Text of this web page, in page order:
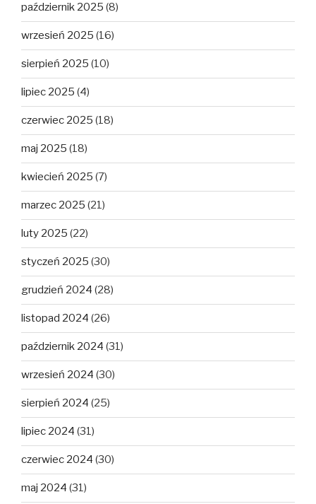
październik 2025 (8)
wrzesień 2025 (16)
sierpień 2025 (10)
lipiec 2025 (4)
czerwiec 2025 (18)
maj 2025 (18)
kwiecień 2025 (7)
marzec 2025 (21)
luty 2025 (22)
styczeń 2025 (30)
grudzień 2024 (28)
listopad 2024 (26)
październik 2024 (31)
wrzesień 2024 (30)
sierpień 2024 (25)
lipiec 2024 (31)
czerwiec 2024 (30)
maj 2024 (31)